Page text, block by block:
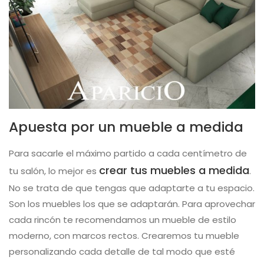
Apuesta por un mueble a medida
Para sacarle el máximo partido a cada centímetro de
tu salón, lo mejor es crear tus muebles a medida.
No se trata de que tengas que adaptarte a tu espacio.
Son los muebles los que se adaptarán. Para aprovechar
cada rincón te recomendamos un mueble de estilo
moderno, con marcos rectos. Crearemos tu mueble
personalizando cada detalle de tal modo que esté